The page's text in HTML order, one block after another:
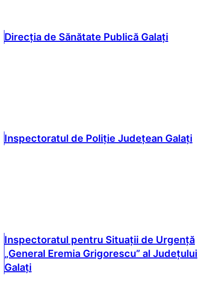
Direcția de Sănătate Publică Galați
Inspectoratul de Poliție Județean Galați
Inspectoratul pentru Situații de Urgență
„General Eremia Grigorescu” al Județului
Galați